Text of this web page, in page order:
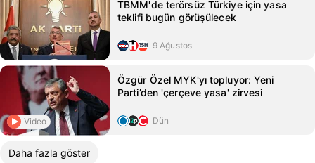
TBMM'de terörsüz Türkiye için yasa
teklifi bugün görüşülecek
9 Ağustos
Video
Özgür Özel MYK'yı topluyor: Yeni
Parti’den 'çerçeve yasa' zirvesi
Dün
Daha fazla göster